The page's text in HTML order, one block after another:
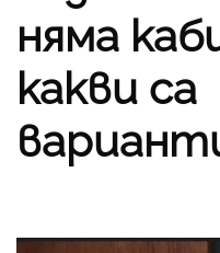
няма
какви са